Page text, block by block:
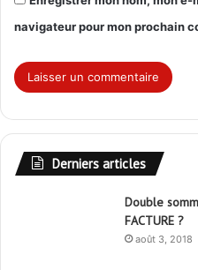
navigateur pour mon prochain
Derniers articles
Double
FACTURE ?
août 3, 2018